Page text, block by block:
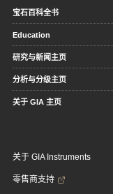
宝石百科全书
Education
研究与新闻主页
分析与分级主页
关于 GIA 主页
关于 GIA Instruments
零售商支持